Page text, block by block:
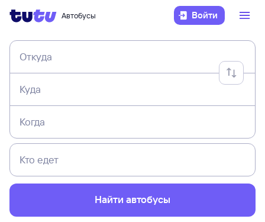
Автобусы Войти
Откуда
Куда
Когда
Кто едет
Найти автобусы